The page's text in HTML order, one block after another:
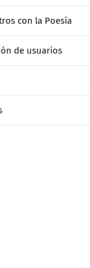
con la Poesía
de usuarios